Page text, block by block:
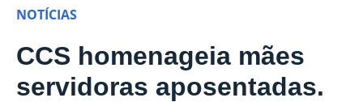
NOTÍCIAS
CCS homenageia mães
servidoras aposentadas.